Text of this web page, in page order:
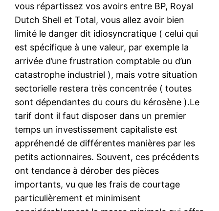
vous répartissez vos avoirs entre BP, Royal
Dutch Shell et Total, vous allez avoir bien
limité le danger dit idiosyncratique ( celui qui
est spécifique à une valeur, par exemple la
arrivée d’une frustration comptable ou d’un
catastrophe industriel ), mais votre situation
sectorielle restera très concentrée ( toutes
sont dépendantes du cours du kérosène ).Le
tarif dont il faut disposer dans un premier
temps un investissement capitaliste est
appréhendé de différentes manières par les
petits actionnaires. Souvent, ces précédents
ont tendance à dérober des pièces
importants, vu que les frais de courtage
particulièrement et minimisent